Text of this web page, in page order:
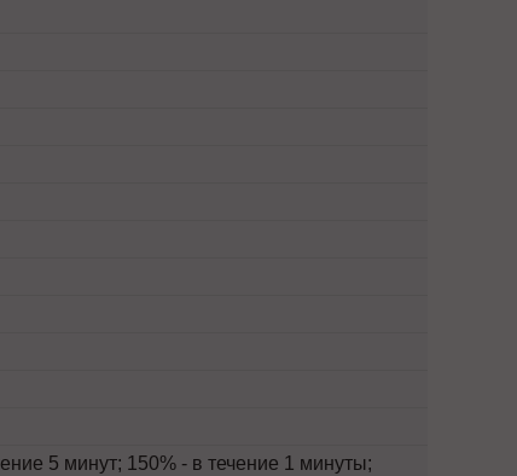
5 минут; 150% - в течение 1 минуты;